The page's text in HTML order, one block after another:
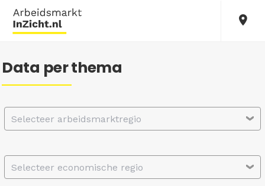
Data per thema
Selecteer arbeidsmarktregio
Selecteer economische regio